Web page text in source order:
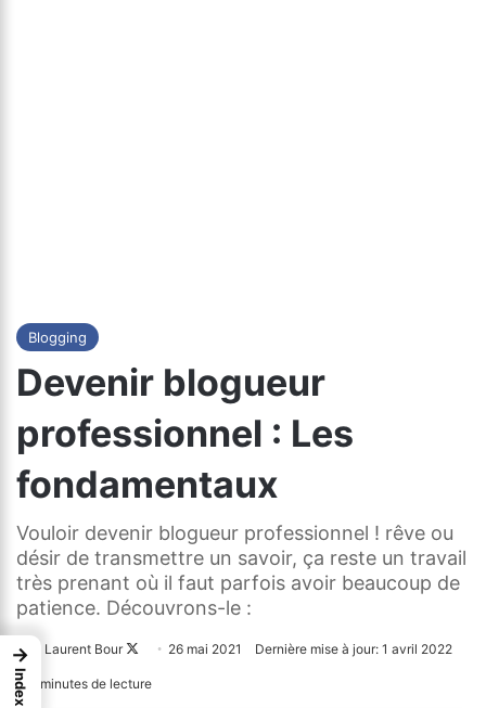
Blogging
Devenir blogueur
professionnel : Les
fondamentaux
Vouloir devenir blogueur professionnel ! rêve ou
désir de transmettre un savoir, ça reste un travail
très prenant où il faut parfois avoir beaucoup de
patience. Découvrons-le :
Laurent Bour
Follow26 mai 2021 Dernière mise à jour: 1 avril 2022
6 minutes de lecture
→
Index